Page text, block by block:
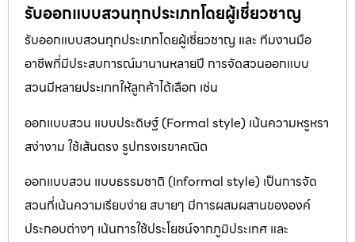
รับออกแบบสวนทุกประเภทโดยผู้เชี่ยวชาญ
รับออกแบบสวนทุกประเภทโดยผู้เชี่ยวชาญ และ ทีมงานมือ
อาชีพที่มีประสบการณ์มานานหลายปี การจัดสวนออกแบบ
สวนมีหลายประเภทให้ลูกค้าได้เลือก เช่น
ออกแบบสวน แบบประดิษฐ์ (Formal style) เน้นความหรูหรา
สง่างาม ใช้เส้นตรง รูปทรงเรขาคณิต
ออกแบบสวน แบบธรรมชาติ (Informal style) เป็นการจัด
สวนที่เน้นความเรียบง่าย สบายๆ มีการผสมผสานขององค์
ประกอบต่างๆ เน้นการใช้ประโยชน์จากภูมิประเทศ และ